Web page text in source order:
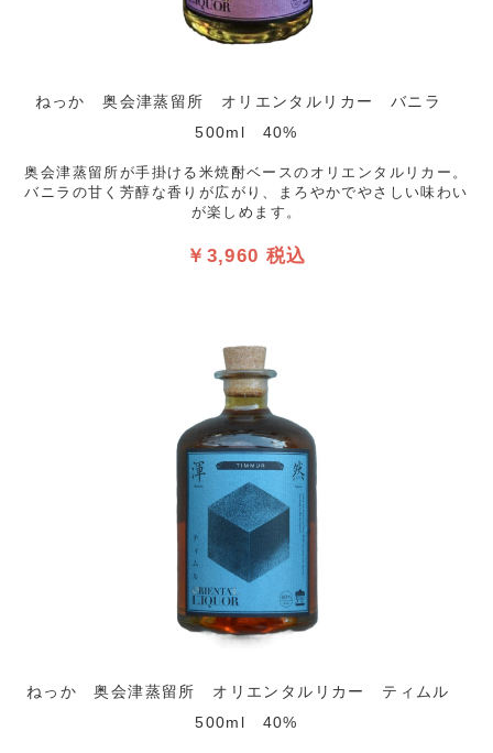
ねっか 奥会津蒸留所 オリエンタルリカー バニラ
500ml 40%
奥会津蒸留所が手掛ける米焼酎ベースのオリエンタルリカー。
バニラの甘く芳醇な香りが広がり、まろやかでやさしい味わい
が楽しめます。
￥3,960 税込
ねっか 奥会津蒸留所 オリエンタルリカー ティムル
500ml 40%